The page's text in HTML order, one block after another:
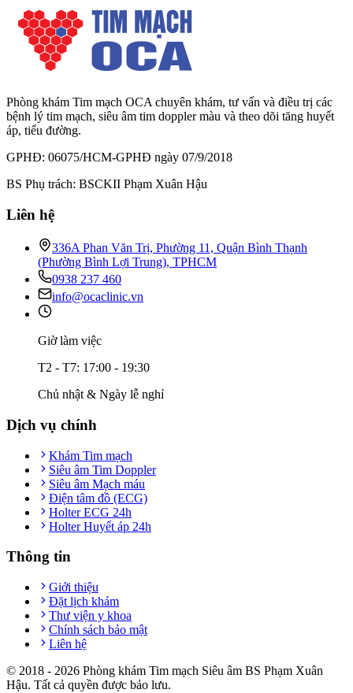
Phòng khám Tim mạch OCA chuyên khám, tư vấn và điều trị các
bệnh lý tim mạch, siêu âm tim doppler màu và theo dõi tăng huyết
áp, tiểu đường.
GPHĐ: 06075/HCM-GPHĐ ngày 07/9/2018
BS Phụ trách: BSCKII Phạm Xuân Hậu
Liên hệ
336A Phan Văn Trị, Phường 11, Quận Bình Thạnh
(Phường Bình Lợi Trung), TPHCM
0938 237 460
info@ocaclinic.vn
Giờ làm việc
T2 - T7: 17:00 - 19:30
Chủ nhật & Ngày lễ nghỉ
Dịch vụ chính
Khám Tim mạch
Siêu âm Tim Doppler
Siêu âm Mạch máu
Điện tâm đồ (ECG)
Holter ECG 24h
Holter Huyết áp 24h
Thông tin
Giới thiệu
Đặt lịch khám
Thư viện y khoa
Chính sách bảo mật
Liên hệ
© 2018 - 2026 Phòng khám Tim mạch Siêu âm BS Phạm Xuân
Hậu. Tất cả quyền được bảo lưu.